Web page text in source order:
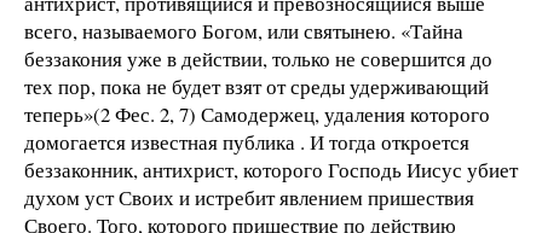
всего, называемого Богом, или святынею. «Тайна
беззакония уже в действии, только не совершится до
тех пор, пока не будет взят от среды удерживающий
теперь»(2 Фес. 2, 7) Самодержец, удаления которого
домогается известная публика . И тогда откроется
беззаконник, антихрист, которого Господь Иисус убиет
духом уст Своих и истребит явлением пришествия
Своего. Того, которого пришествие по действию